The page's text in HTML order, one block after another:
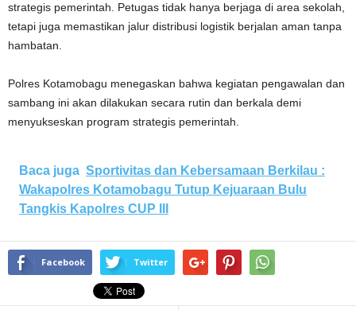
strategis pemerintah. Petugas tidak hanya berjaga di area sekolah,
tetapi juga memastikan jalur distribusi logistik berjalan aman tanpa
hambatan.
Polres Kotamobagu menegaskan bahwa kegiatan pengawalan dan
sambang ini akan dilakukan secara rutin dan berkala demi
menyukseskan program strategis pemerintah.
Baca juga Sportivitas dan Kebersamaan Berkilau :
Wakapolres Kotamobagu Tutup Kejuaraan Bulu
Tangkis Kapolres CUP III
Facebook Twitter